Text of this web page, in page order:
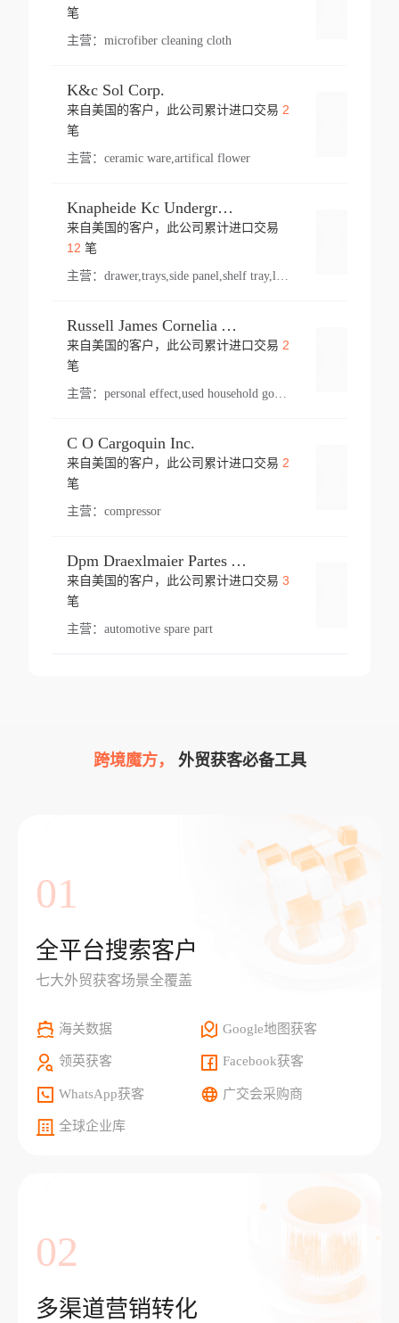
笔
主营： microfiber cleaning cloth
K&c Sol Corp.
来自美国的客户，此公司累计进口交易 2
笔
主营： ceramic ware,artifical flower
Knapheide Kc Underground
来自美国的客户，此公司累计进口交易
12 笔
主营：
Russell James Cornelia Arlington Va
来自美国的客户，此公司累计进口交易 2
笔
主营： personal effect,used household goods
C O Cargoquin Inc.
来自美国的客户，此公司累计进口交易 2
笔
主营： compressor
Dpm Draexlmaier Partes Automotrices Corr Ind Huejotzingo
来自美国的客户，此公司累计进口交易 3
笔
主营： automotive spare part
跨境魔方， 外贸获客必备工具
01
全平台搜索客户
七大外贸获客场景全覆盖
海关数据 Google地图获客
领英获客 Facebook获客
WhatsApp获客 广交会采购商
全球企业库
02
多渠道营销转化